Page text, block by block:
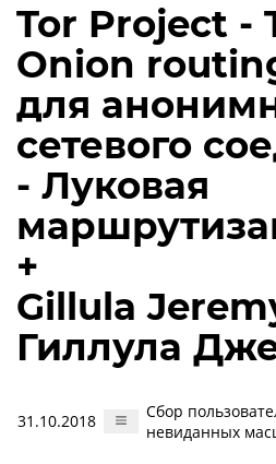
Tor Project -
Onion
для
сетевого
- Луковая
+
Gillula
Гиллула
31.10.2018
Сбор
невиданных